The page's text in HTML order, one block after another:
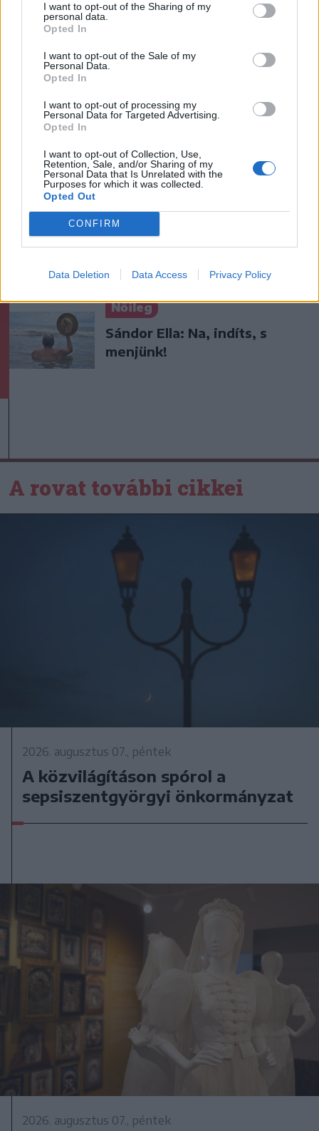
I want to opt-out of the Sharing of my
personal data.
Opted In
I want to opt-out of the Sale of my
Personal Data.
Opted In
I want to opt-out of processing my
Personal Data for Targeted Advertising.
Opted In
I want to opt-out of Collection, Use,
Retention, Sale, and/or Sharing of my
Personal Data that Is Unrelated with the
Purposes for which it was collected.
Opted Out
CONFIRM
Data Deletion Data Access Privacy Policy
Székely Sport
hónapra eltiltották a Sepsi
OSK csapatkapitányát
Krónika
régi személyi?
Stabil védekezés és
céltudatos támadás – így
készült a Farul ellen az FK
Nőileg
Sándor Ella: Na, indíts, s
menjünk!
A rovat további cikkei
2026. augusztus 07., péntek
A közvilágításon spórol a
sepsiszentgyörgyi önkormányzat
2026. augusztus 07., péntek